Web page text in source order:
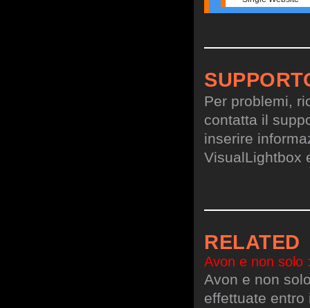
Per problemi,
contatta il
inserire
VisualLightbox
RELATED
Avon e non solo
Avon e non
effettuate entro